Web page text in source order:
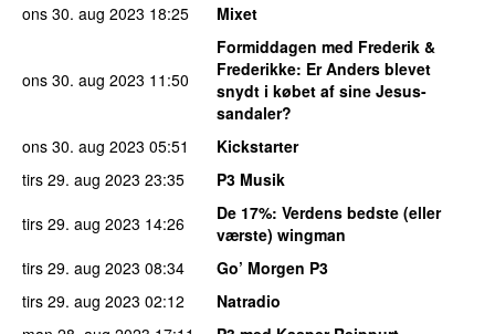
ons 30. aug 2023 18:25 Mixet
ons 30. aug 2023 11:50
Formiddagen med Frederik &
Frederikke: Er Anders blevet
snydt i købet af sine Jesus-
sandaler?
ons 30. aug 2023 05:51
Kickstarter
tirs 29. aug 2023 23:35
P3 Musik
tirs 29. aug 2023 14:26 De 17%: Verdens bedste (eller
værste) wingman
tirs 29. aug 2023 08:34
Go’ Morgen P3
tirs 29. aug 2023 02:12
Natradio